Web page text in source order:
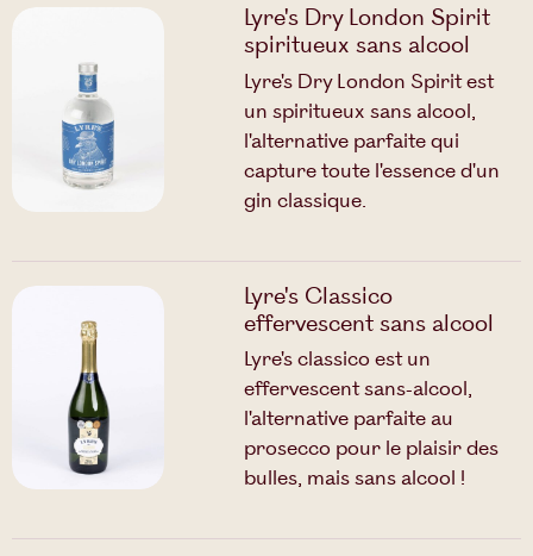
Lyre's Dry London Spirit
spiritueux sans alcool
Lyre's Dry London Spirit est
un spiritueux sans alcool,
l'alternative parfaite qui
capture toute l'essence d'un
gin classique.
Lyre's Classico
effervescent sans alcool
Lyre's classico est un
effervescent sans-alcool,
l'alternative parfaite au
prosecco pour le plaisir des
bulles, mais sans alcool !